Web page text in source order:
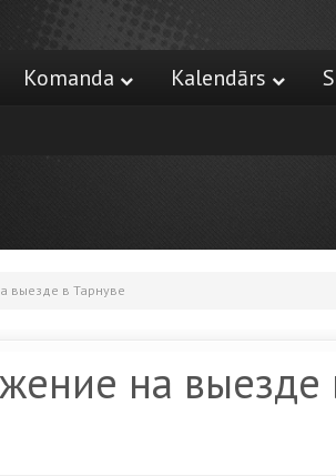
Komanda Kalendārs
выезде в Тарнуве
на выезде